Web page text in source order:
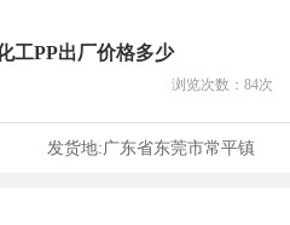
工PP出厂价格多少
浏览次数： 84次
发货地:广东省东莞市常平镇